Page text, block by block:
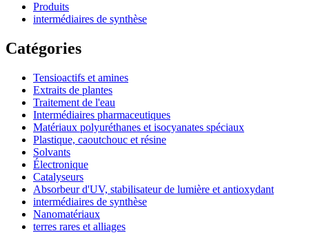
Produits
intermédiaires de synthèse
Catégories
Tensioactifs et amines
Extraits de plantes
Traitement de l'eau
Intermédiaires pharmaceutiques
Matériaux polyuréthanes et isocyanates spéciaux
Plastique, caoutchouc et résine
Solvants
Électronique
Catalyseurs
Absorbeur d'UV, stabilisateur de lumière et antioxydant
intermédiaires de synthèse
Nanomatériaux
terres rares et alliages